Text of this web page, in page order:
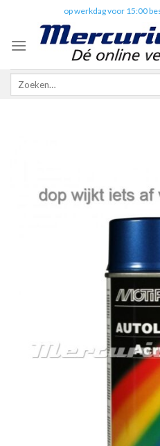
content
op werkdag voor 15:00
Zoeken